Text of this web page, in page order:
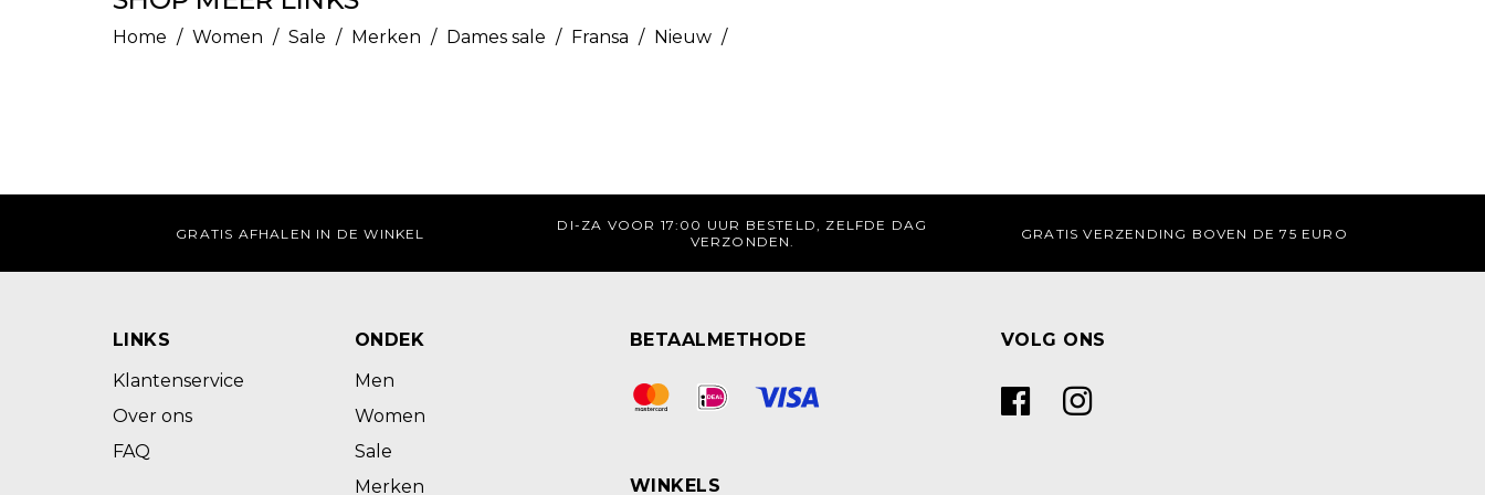
Home / Women / Sale / Merken / Dames sale / Fransa / Nieuw /
GRATIS AFHALEN IN DE WINKEL
DI-ZA VOOR 17:00 UUR BESTELD, ZELFDE DAG
VERZONDEN.
GRATIS VERZENDING BOVEN DE 75 EURO
LINKS
Klantenservice
Over ons
FAQ
ONDEK
Men
Women
Sale
Merken
BETAALMETHODE VOLG ONS
WINKELS